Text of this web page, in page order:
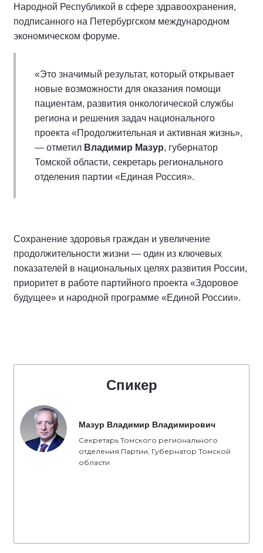
Народной Республикой в сфере здравоохранения,
подписанного на Петербургском международном
экономическом форуме.
«Это значимый результат, который открывает
новые возможности для оказания помощи
пациентам, развития онкологической службы
региона и решения задач национального
проекта «Продолжительная и активная жизнь»,
— отметил Владимир Мазур, губернатор
Томской области, секретарь регионального
отделения партии «Единая Россия».
Сохранение здоровья граждан и увеличение
продолжительности жизни — один из ключевых
показателей в национальных целях развития России,
приоритет в работе партийного проекта «Здоровое
будущее» и народной программе «Единой России».
Спикер
Мазур Владимир Владимирович
Секретарь Томского регионального
отделения Партии, Губернатор Томской
области